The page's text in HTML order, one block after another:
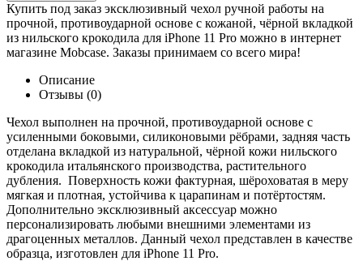
Купить под заказ эксклюзивный чехол ручной работы на
прочной, противоударной основе с кожаной, чёрной вкладкой
из нильского крокодила для iPhone 11 Pro можно в интернет
магазине Mobcase. Заказы принимаем со всего мира!
Описание
Отзывы (0)
Чехол выполнен на прочной, противоударной основе с
усиленными боковыми, силиконовыми рёбрами, задняя часть
отделана вкладкой из натуральной, чёрной кожи нильского
крокодила итальянского производства, растительного
дубления. Поверхность кожи фактурная, шёроховатая в меру
мягкая и плотная, устойчива к царапинам и потёртостям.
Дополнительно эксклюзивный аксессуар можно
персонализировать любыми внешними элементами из
драгоценных металлов. Данный чехол представлен в качестве
образца, изготовлен для iPhone 11 Pro.